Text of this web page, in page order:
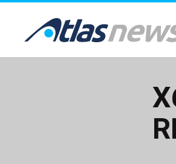
common.go-to-content